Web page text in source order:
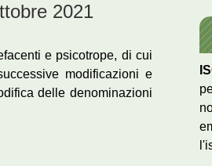
2021
e psicotrope, di cui
modificazioni e
delle denominazioni